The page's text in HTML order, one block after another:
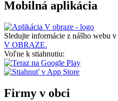
Mobilná aplikácia
Sledujte informácie z nášho webu v
V OBRAZE.
Voľne k stiahnutiu:
Firmy v obci